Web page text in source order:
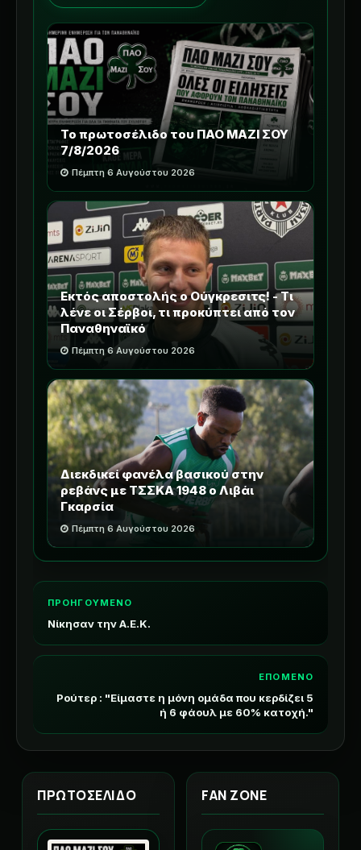
Το πρωτοσέλιδο του ΠΑΟ ΜΑΖΙ ΣΟΥ
7/8/2026
Πέμπτη 6 Αυγούστου 2026
Εκτός αποστολής ο Ούγκρεσιτς! - Τι
λένε οι Σέρβοι, τι προκύπτει από τον
Παναθηναϊκό
Πέμπτη 6 Αυγούστου 2026
Διεκδικεί φανέλα βασικού στην
ρεβάνς με ΤΣΣΚΑ 1948 ο Λιβάι
Γκαρσία
Πέμπτη 6 Αυγούστου 2026
ΕΠΟΜΕΝΟ
Ρούτερ : "Είμαστε η μόνη ομάδα που κερδίζει 5
ή 6 φάουλ με 60% κατοχή."
ΠΡΟΗΓΟΥΜΕΝΟ
Νίκησαν την Α.Ε.Κ.
ΠΡΩΤΟΣΕΛΙΔΟ FAN ZONE